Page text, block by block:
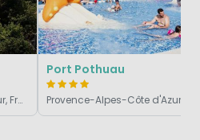
Provence-Alpes-Côte d'Azur, Frankreich
Port Pothuau